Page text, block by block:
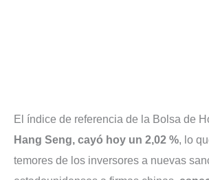
El índice de referencia de la Bolsa de
Hang Seng, cayó hoy un 2,02 %, lo
temores de los inversores a nuevas